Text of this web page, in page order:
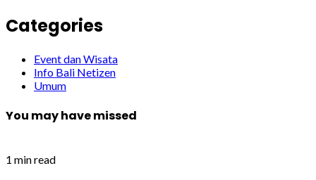
Categories
Event dan Wisata
Info Bali Netizen
Umum
You may have missed
1 min read